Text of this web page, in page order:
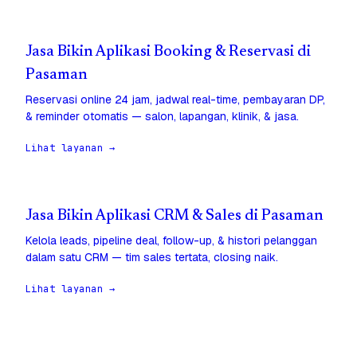
Jasa Bikin Aplikasi Booking & Reservasi di
Pasaman
Reservasi online 24 jam, jadwal real-time, pembayaran DP,
& reminder otomatis — salon, lapangan, klinik, & jasa.
Lihat layanan →
Jasa Bikin Aplikasi CRM & Sales di Pasaman
Kelola leads, pipeline deal, follow-up, & histori pelanggan
dalam satu CRM — tim sales tertata, closing naik.
Lihat layanan →